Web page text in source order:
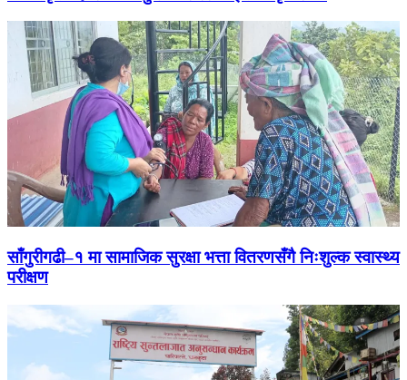
साँगुरीगढी–१ मा सामाजिक सुरक्षा भत्ता वितरणसँगै निःशुल्क स्वास्थ्य
परीक्षण